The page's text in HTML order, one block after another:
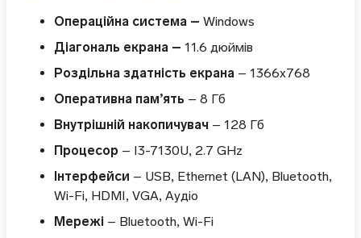
Операційна система – Windows
Діагональ екрана – 11.6 дюймів
Роздільна здатність екрана– 1366х768
Оперативна пам’ять – 8 Гб
Внутрішній накопичувач– 128 Гб
Процесор – I3-7130U, 2.7 GHz
Інтерфейси – USB, Ethernet (LAN), Bluetooth,
Wi-Fi, HDMI, VGA, Аудіо
Мережі– Bluetooth, Wi-Fi